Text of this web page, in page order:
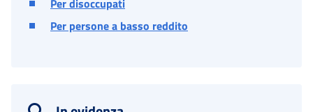
Per persone a basso reddito